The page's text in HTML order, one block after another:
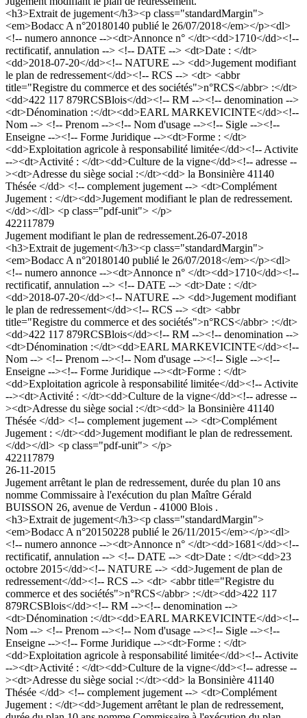
<h3>Extrait de jugement</h3><p class="standardMargin">
<em>Bodacc A n°20180140 publié le 26/07/2018</em></p><dl>
<!-- numero annonce --><dt>Annonce n° </dt><dd>1710</dd><!--
rectificatif, annulation --> <!-- DATE --> <dt>Date : </dt>
<dd>2018-07-20</dd><!-- NATURE --> <dd>Jugement modifiant
le plan de redressement</dd><!-- RCS --> <dt> <abbr
title="Registre du commerce et des sociétés">n°RCS</abbr> :</dt>
<dd>422 117 879RCSBlois</dd><!-- RM --><!-- denomination -->
<dt>Dénomination :</dt><dd>EARL MARKEVICINTE</dd><!--
Nom --> <!-- Prenom --><!-- Nom d'usage --><!-- Sigle --><!--
Enseigne --><!-- Forme Juridique --><dt>Forme : </dt>
<dd>Exploitation agricole à responsabilité limitée</dd><!-- Activite
--><dt>Activité : </dt><dd>Culture de la vigne</dd><!-- adresse --
><dt>Adresse du siège social :</dt><dd> la Bonsinière 41140
Thésée </dd> <!-- complement jugement --> <dt>Complément
Jugement : </dt><dd>Jugement modifiant le plan de redressement.
</dd></dl> <p class="pdf-unit"> </p>
422117879
Jugement modifiant le plan de redressement.26-07-2018
<h3>Extrait de jugement</h3><p class="standardMargin">
<em>Bodacc A n°20180140 publié le 26/07/2018</em></p><dl>
<!-- numero annonce --><dt>Annonce n° </dt><dd>1710</dd><!--
rectificatif, annulation --> <!-- DATE --> <dt>Date : </dt>
<dd>2018-07-20</dd><!-- NATURE --> <dd>Jugement modifiant
le plan de redressement</dd><!-- RCS --> <dt> <abbr
title="Registre du commerce et des sociétés">n°RCS</abbr> :</dt>
<dd>422 117 879RCSBlois</dd><!-- RM --><!-- denomination -->
<dt>Dénomination :</dt><dd>EARL MARKEVICINTE</dd><!--
Nom --> <!-- Prenom --><!-- Nom d'usage --><!-- Sigle --><!--
Enseigne --><!-- Forme Juridique --><dt>Forme : </dt>
<dd>Exploitation agricole à responsabilité limitée</dd><!-- Activite
--><dt>Activité : </dt><dd>Culture de la vigne</dd><!-- adresse --
><dt>Adresse du siège social :</dt><dd> la Bonsinière 41140
Thésée </dd> <!-- complement jugement --> <dt>Complément
Jugement : </dt><dd>Jugement modifiant le plan de redressement.
</dd></dl> <p class="pdf-unit"> </p>
422117879
26-11-2015
Jugement arrêtant le plan de redressement, durée du plan 10 ans
nomme Commissaire à l'exécution du plan Maître Gérald
BUISSON 26, avenue de Verdun - 41000 Blois .
<h3>Extrait de jugement</h3><p class="standardMargin">
<em>Bodacc A n°20150228 publié le 26/11/2015</em></p><dl>
<!-- numero annonce --><dt>Annonce n° </dt><dd>1681</dd><!--
rectificatif, annulation --> <!-- DATE --> <dt>Date : </dt><dd>23
octobre 2015</dd><!-- NATURE --> <dd>Jugement de plan de
redressement</dd><!-- RCS --> <dt> <abbr title="Registre du
commerce et des sociétés">n°RCS</abbr> :</dt><dd>422 117
879RCSBlois</dd><!-- RM --><!-- denomination -->
<dt>Dénomination :</dt><dd>EARL MARKEVICINTE</dd><!--
Nom --> <!-- Prenom --><!-- Nom d'usage --><!-- Sigle --><!--
Enseigne --><!-- Forme Juridique --><dt>Forme : </dt>
<dd>Exploitation agricole à responsabilité limitée</dd><!-- Activite
--><dt>Activité : </dt><dd>Culture de la vigne</dd><!-- adresse --
><dt>Adresse du siège social :</dt><dd> la Bonsinière 41140
Thésée </dd> <!-- complement jugement --> <dt>Complément
Jugement : </dt><dd>Jugement arrêtant le plan de redressement,